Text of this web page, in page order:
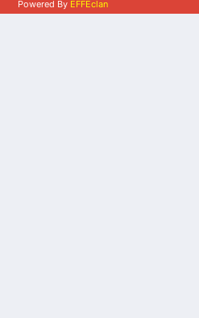
Powered By EFFEclan